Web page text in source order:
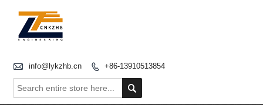
 info@lykzhb.cn  +86-13910513854
